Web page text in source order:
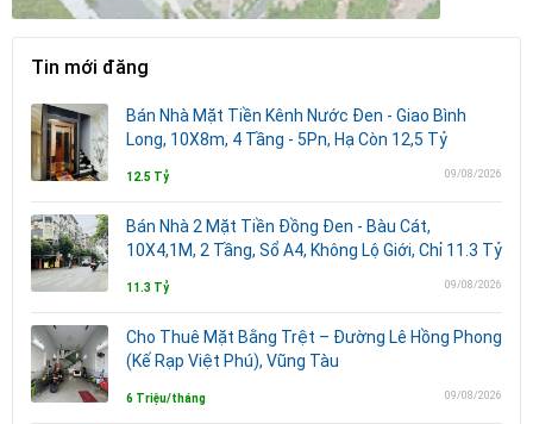
Tin mới đăng
Bán Nhà Mặt Tiền Kênh Nước Đen - Giao Bình
Long, 10X8m, 4 Tầng - 5Pn, Hạ Còn 12,5 Tỷ
12.5 Tỷ 09/08/2026
Bán Nhà 2 Mặt Tiền Đồng Đen - Bàu Cát,
10X4,1M, 2 Tầng, Sổ A4, Không Lộ Giới, Chỉ 11.3 Tỷ
11.3 Tỷ 09/08/2026
Cho Thuê Mặt Bằng Trệt – Đường Lê Hồng Phong
(Kế Rạp Việt Phú), Vũng Tàu
6 Triệu/tháng 09/08/2026